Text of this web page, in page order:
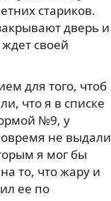
стариков.
дверь и
своей
для того, чтоб
что я в списке
№9, у
не выдали
я мог бы
то, что жару и
ее по